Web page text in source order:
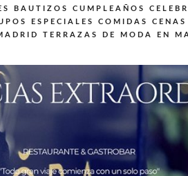
BAUTIZOS CUMPLEAÑOS
ESPECIALES COMIDAS
TERRAZAS DE MODA EN